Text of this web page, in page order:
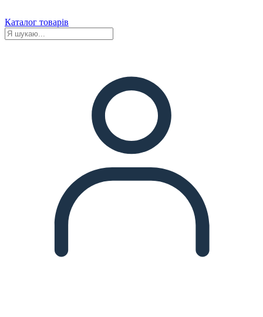
Каталог товарів